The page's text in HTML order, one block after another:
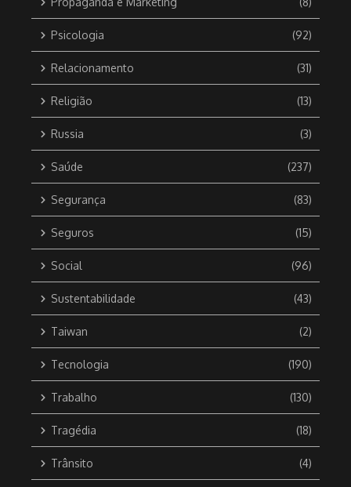
Psicologia (92)
Relacionamento (31)
Religião (13)
Russia (3)
Saúde (237)
Segurança (83)
Seguros (15)
Social (96)
Sustentabilidade (43)
Taiwan (2)
Tecnologia (190)
Trabalho (130)
Tragédia (18)
Trânsito (4)